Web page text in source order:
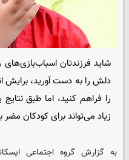
شاید فرزندتان
دلش را به دست آورید، برایش
را فراهم کنید، اما طبق
زیاد می‌تواند برای کودکان مضر
به گزارش گروه اجتماعی